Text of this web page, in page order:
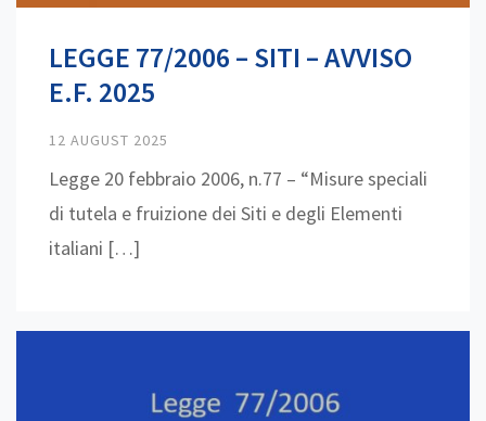
LEGGE 77/2006 – SITI – AVVISO
E.F. 2025
12 AUGUST 2025
Legge 20 febbraio 2006, n.77 – “Misure speciali
di tutela e fruizione dei Siti e degli Elementi
italiani […]